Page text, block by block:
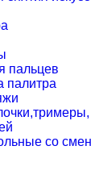
пальцев
палитра
со